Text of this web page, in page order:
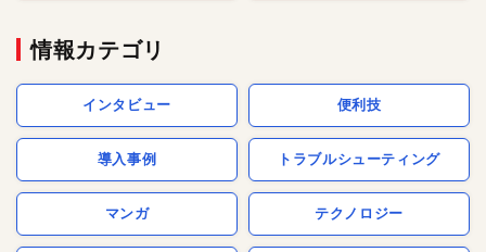
情報カテゴリ
インタビュー 便利技
導入事例 トラブルシューティング
マンガ テクノロジー